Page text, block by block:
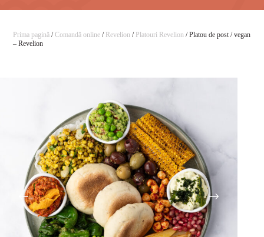
Prima pagină /Comandă online / Revelion / Platouri Revelion / Platou de post / vegan
– Revelion